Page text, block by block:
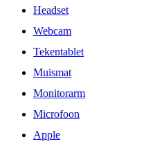
Headset
Webcam
Tekentablet
Muismat
Monitorarm
Microfoon
Apple